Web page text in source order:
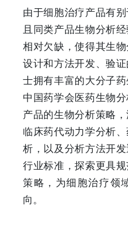
由于细胞治疗产品有
且同类产品生物分析
相对欠缺，使得其生
设计和方法开发、验
士拥有丰富的大分子
中国药学会医药生物
产品的生物分析策略
临床药代动力学分析
析，以及分析方法开
行业标准，探索更具
策略，为细胞治疗领
向。